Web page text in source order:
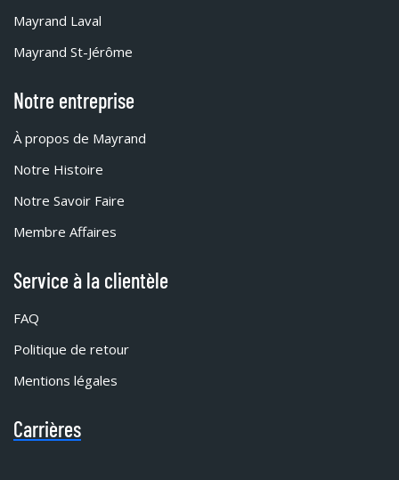
Mayrand Laval
Mayrand St-Jérôme
Notre entreprise
À propos de Mayrand
Notre Histoire
Notre Savoir Faire
Membre Affaires
Service à la clientèle
FAQ
Politique de retour
Mentions légales
Carrières